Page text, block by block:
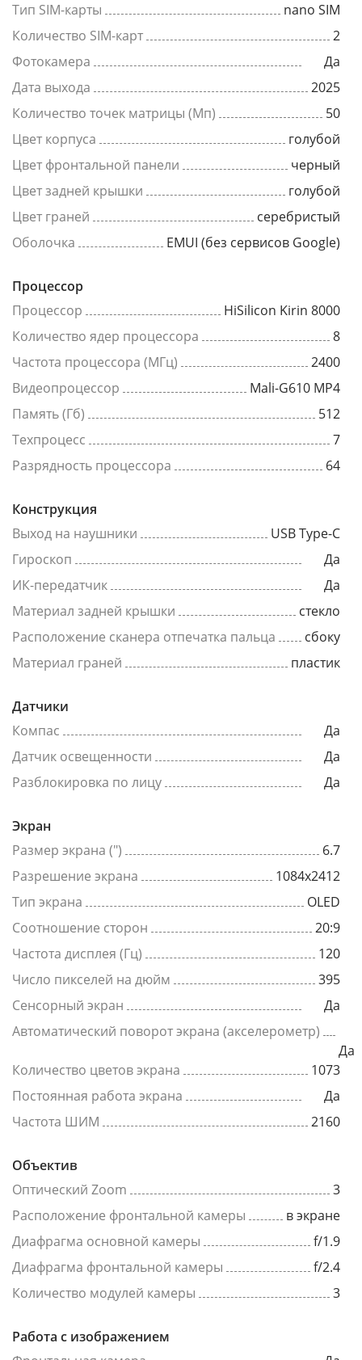
Тип SIM-карты
nano SIM
Количество SIM-карт
2
Фотокамера
Да
Дата выхода
2025
Количество точек матрицы (Мп)
50
Цвет корпуса
голубой
Цвет фронтальной панели
черный
Цвет задней крышки
голубой
Цвет граней
серебристый
Оболочка
EMUI (без сервисов Google)
Процессор
Процессор
HiSilicon Kirin 8000
Количество ядер процессора
8
Частота процессора (МГц)
2400
Видеопроцессор
Mali-G610 MP4
Память (Гб)
512
Техпроцесс
7
Разрядность процессора
64
Конструкция
Выход на наушники
USB Type-C
Гироскоп
Да
ИК-передатчик
Да
Материал задней крышки
стекло
Расположение сканера отпечатка пальца
сбоку
Материал граней
пластик
Датчики
Компас
Да
Датчик освещенности
Да
Разблокировка по лицу
Да
Экран
Размер экрана (")
6.7
Разрешение экрана
1084x2412
Тип экрана
OLED
Соотношение сторон
20:9
Частота дисплея (Гц)
120
Число пикселей на дюйм
395
Сенсорный экран
Да
Автоматический поворот экрана (акселерометр)
Да
Количество цветов экрана
1073
Постоянная работа экрана
Да
Частота ШИМ
2160
Объектив
Оптический Zoom
3
Расположение фронтальной камеры
в экране
Диафрагма основной камеры
f/1.9
Диафрагма фронтальной камеры
f/2.4
Количество модулей камеры
3
Работа с изображением